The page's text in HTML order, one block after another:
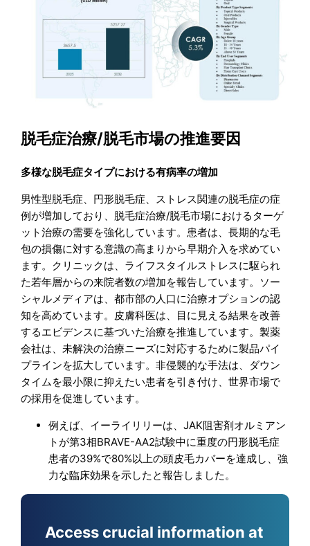
脱毛症治療/脱毛市場の推進要因
多様な脱毛症タイプにおける有病率の増加
男性型脱毛症、円形脱毛症、ストレス関連の脱毛症の症
例が増加しており、脱毛症治療/脱毛市場におけるターゲ
ット治療の需要を強化しています。患者は、長期的な毛
包の損傷に対する意識の高まりから早期介入を求めてい
ます。クリニックは、ライフスタイルストレスに駆られ
た若年層からの来院者数の増加を報告しています。ソー
シャルメディアは、都市部の人口に治療オプションの認
知を高めています。皮膚科医は、目に見える結果を改善
するエビデンスに基づいた治療を推進しています。製薬
会社は、未解決の治療ニーズに対応するために製品パイ
プラインを拡大しています。非侵襲的な手法は、ダウン
タイムを最小限に抑えたい患者を引き付け、世界市場で
の採用を促進しています。
例えば、イーライリリーは、JAK阻害剤オルミアン
トが第3相BRAVE-AA2試験中に重度の円形脱毛症
患者の39%で80%以上の頭皮毛カバーを達成し、強
力な臨床効果を示したと報告しました。
Access crucial information at